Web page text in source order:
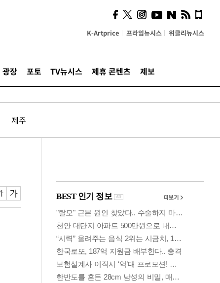
K-Artprice 프라임뉴시스 위클리뉴시스
광장 포토 TV뉴시스 제휴 콘텐츠 제보
제주
시, 스마트폰 액세서리에
NFC 더했다